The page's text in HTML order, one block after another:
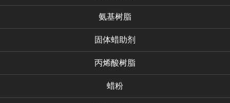
氨基树脂
固体蜡助剂
丙烯酸树脂
蜡粉